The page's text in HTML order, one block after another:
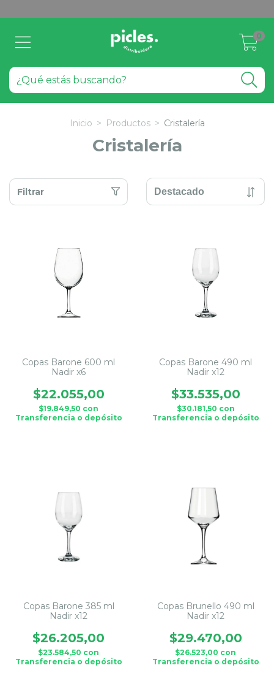
0
Inicio > Productos > Cristalería
Cristalería
Filtrar
Copas Barone 600 ml
Nadir x6
$22.055,00
$19.849,50 con
Transferencia o depósito
Copas Barone 490 ml
Nadir x12
$33.535,00
$30.181,50 con
Transferencia o depósito
Copas Barone 385 ml
Nadir x12
$26.205,00
$23.584,50 con
Transferencia o depósito
Copas Brunello 490 ml
Nadir x12
$29.470,00
$26.523,00 con
Transferencia o depósito